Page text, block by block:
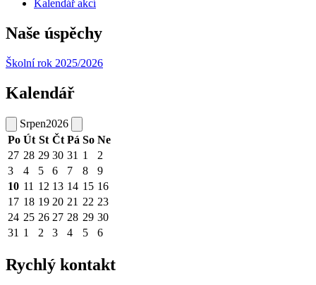
Kalendář akcí
Naše úspěchy
Školní rok 2025/2026
Kalendář
Srpen2026
Po Út St Čt Pá So Ne
27 28 29 30 31 1
2
3
4 5 6 7 8
9
10 11 12 13 14 15 16
17 18 19 20 21 22 23
24 25 26 27 28 29 30
31 1 2 3 4 5 6
Rychlý kontakt